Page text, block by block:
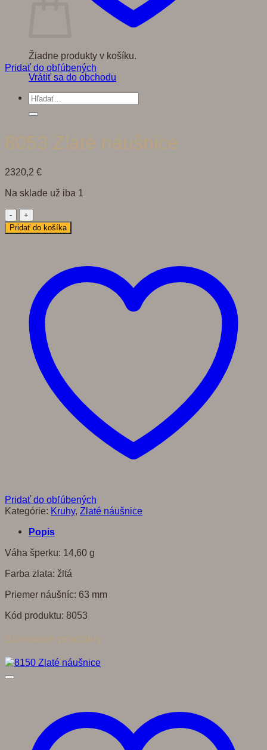
Žiadne produkty v košíku.
Vrátiť sa do obchodu
Hľadať:
Pridať do obľúbených
8053 Zlaté náušnice
2320,2 €
Na sklade už iba 1
množstvo
8053
Zlaté
Pridať do košíka
Pridať do obľúbených
Kategórie: Kruhy, Zlaté náušnice
Popis
Váha šperku: 14,60 g
Farba zlata: žltá
Priemer náušníc: 63 mm
Kód produktu: 8053
Súvisiace produkty